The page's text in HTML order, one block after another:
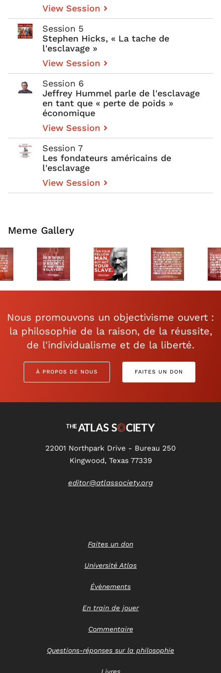
View Session
Session 5
Stephen Hicks, « La tache de
l'esclavage »
View Session
Session 6
Jeffrey Hummel parle de l'esclavage
en tant que « perte de poids »
économique
View Session
Session 7
Les fondateurs américains de
l'esclavage
View Session
Meme Gallery
Nous promouvons un objectivisme ouvert :
la philosophie de la raison, de la réussite,
de l'individualisme et de la liberté.
À PROPOS DE NOUS FAITES UN DON
22001 Northpark Drive - Bureau 250
Kingwood, Texas 77339
editor@atlassociety.org
Faites un don
Université Atlas
Évènements
En train de jouer
Commentaire
Questions-réponses sur la philosophie